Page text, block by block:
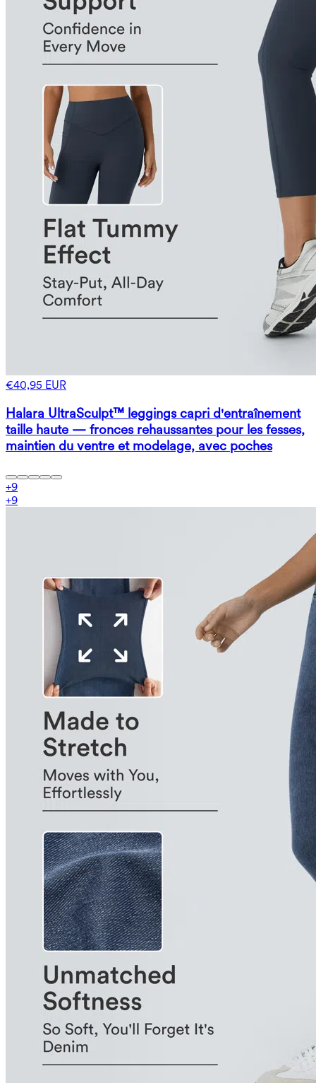
€40,95 EUR
Halara UltraSculpt™ leggings capri d'entraînement
taille haute — fronces rehaussantes pour les fesses,
maintien du ventre et modelage, avec poches
+9
+9